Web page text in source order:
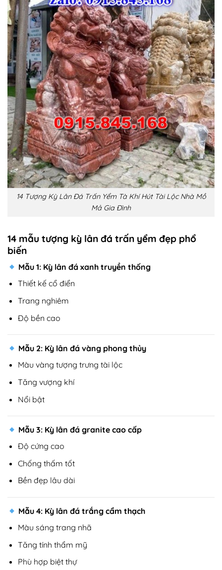
14 Tượng Kỳ Lân Đá Trấn Yểm Tà Khí Hút Tài Lộc Nhà Mồ
Mả Gia Đình
14 mẫu tượng kỳ lân đá trấn yểm đẹp phổ
biến
Mẫu 1: Kỳ lân đá xanh truyền thống
Thiết kế cổ điển
Trang nghiêm
Độ bền cao
Mẫu 2: Kỳ lân đá vàng phong thủy
Màu vàng tượng trưng tài lộc
Tăng vượng khí
Nổi bật
Mẫu 3: Kỳ lân đá granite cao cấp
Độ cứng cao
Chống thấm tốt
Bền đẹp lâu dài
Mẫu 4: Kỳ lân đá trắng cẩm thạch
Màu sáng trang nhã
Tăng tính thẩm mỹ
Phù hợp biệt thự